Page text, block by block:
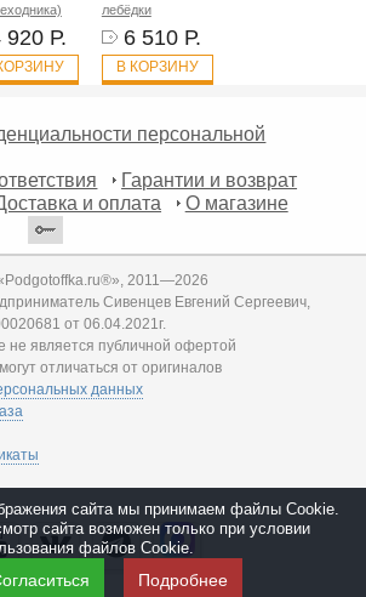
920 Р.
лебёдки
6 510 Р.
В КОРЗИНУ
персональной
Гарантии и возврат
и оплата
О магазине
2011—2026
Сивенцев Евгений Сергеевич,
от 06.04.2021г.
является публичной офертой
отличаться от оригиналов
данных
сайта мы принимаем файлы Cookie.
сайта возможен только при условии
файлов Cookie.
Подробнее